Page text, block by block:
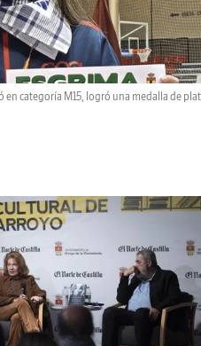
en categoría M15, logró una medalla de